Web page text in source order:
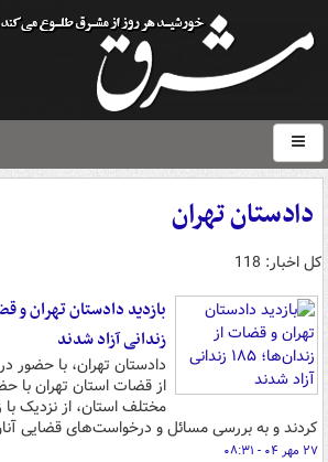
دادستان تهران
کل اخبار: 118
زندانی آزاد شدند
از قضات استان تهران با
مختلف استان، از نزدیک با
کردند و به بررسی مسائل و درخواست‌های قضایی
۲۷ مهر ۰۴ - ۰۸:۳۱